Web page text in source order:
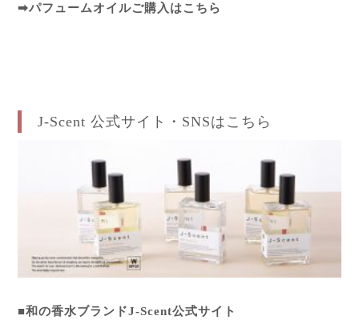
➡パフュームオイルご購入はこちら
J-Scent 公式サイト・SNSはこちら
■和の香水ブランドJ-Scent公式サイト